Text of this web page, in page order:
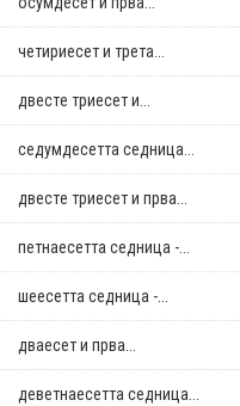
четириесет и трета...
двестe триесет и...
седумдесетта седница...
двестe триесет и прва...
петнаесетта седница -...
шеесетта седница -...
дваесет и прва...
деветнаесетта седница...